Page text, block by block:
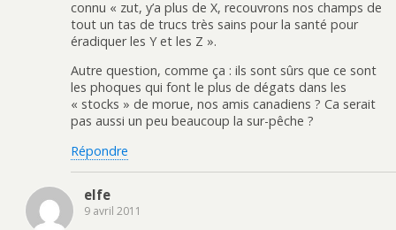
connu « zut, y’a plus de X, recouvrons nos champs de
tout un tas de trucs très sains pour la santé pour
éradiquer les Y et les Z ».
Autre question, comme ça : ils sont sûrs que ce sont
les phoques qui font le plus de dégats dans les
« stocks » de morue, nos amis canadiens ? Ca serait
pas aussi un peu beaucoup la sur-pêche ?
Répondre
elfe
9 avril 2011